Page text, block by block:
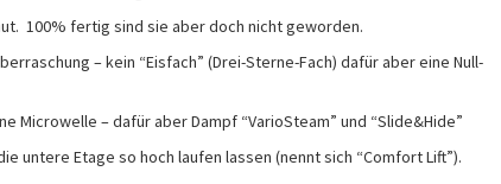
100% fertig sind sie aber doch nicht geworden.
– kein “Eisfach” (Drei-Sterne-Fach) dafür aber eine Null-
Microwelle – dafür aber Dampf “VarioSteam” und “Slide&Hide”
untere Etage so hoch laufen lassen (nennt sich “Comfort Lift”).